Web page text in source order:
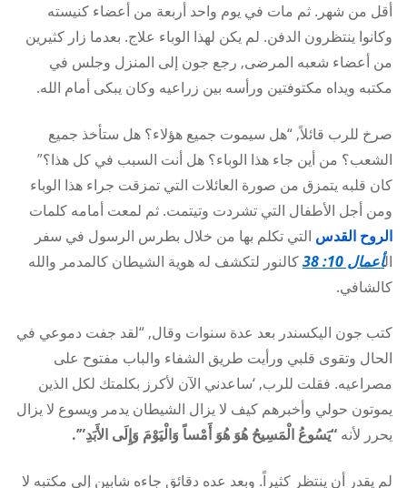
أقل من شهر. ثم مات في يوم واحد أربعة من أعضاء كنيسته
وكانوا ينتظرون الدفن. لم يكن لهذا الوباء علاج. بعدما زار كثيرين
من أعضاء شعبه المرضى, رجع جون إلى المنزل وجلس في
مكتبه ويداه مكتوفتين ورأسه بين زراعيه وكان يبكى أمام الله.
صرخ للرب قائلاً, “هل سيموت جميع هؤلاء؟ هل ستأخذ جميع
الشعب؟ من أين جاء هذا الوباء؟ هل أنت السبب في كل هذا؟”
كان قلبه يتمزق من صورة العائلات التي تمزقت جراء هذا الوباء
ومن أجل الأطفال التي تشردت وتيتمت. ثم لمعت أمامه كلمات
الروح القدس التي تكلم بها من خلال بطرس الرسول في سفر
الأعمال 10: 38
كالنور لتكشف له هوية الشيطان كالمدمر والله
كالشافي.
كتب جون اليكسندر بعد عدة سنوات وقال, “لقد جفت دموعي في
الحال وتقوى قلبي ورأيت طريق الشفاء والباب مفتوح على
مصراعيه. فقلت للرب, ‘ساعدني الآن لأكرز بكلمتك لكل الذين
يموتون حولي وأخبرهم كيف لا يزال الشيطان يدمر ويسوع لا يزال
يحرر لأنه “يَسُوعُ الْمَسِيحُ هُوَ هُوَ أَمْساً وَالْيَوْمَ وَإِلَى الأَبَدِ”’.
لم يقدر أن ينتظر كثيراً. وبعد عده دقائق جاءه شابين إلى مكتبه لا